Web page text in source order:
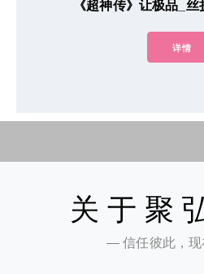
《超神传》让极品_
详情
关于聚
— 信任彼此，